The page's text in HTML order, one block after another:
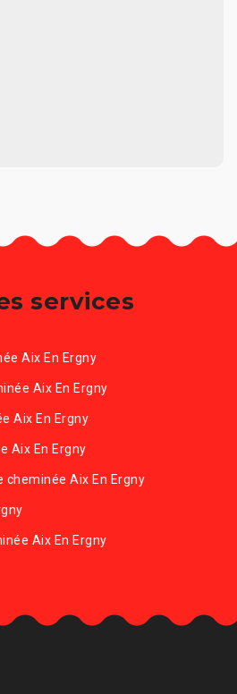
services
Aix En Ergny
Aix En Ergny
Aix En Ergny
Aix En Ergny
cheminée Aix En Ergny
Aix En Ergny